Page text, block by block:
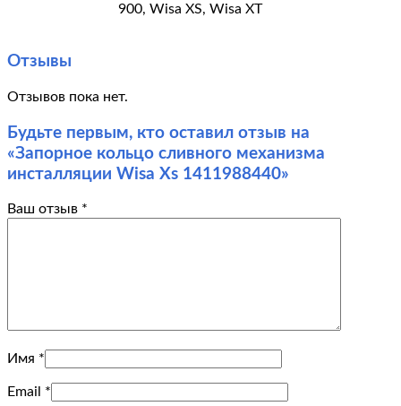
900, Wisa XS, Wisa XT
Отзывы
Отзывов пока нет.
Будьте первым, кто оставил отзыв на
«Запорное кольцо сливного механизма
инсталляции Wisa Xs 1411988440»
Ваш отзыв *
Имя *
Email *